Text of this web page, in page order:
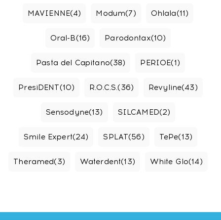
MAVIENNE(4) Modum(7) Ohlala(11)
Oral-B(16) Parodontax(10)
Pasta del Capitano(38) PERIOE(1)
PresiDENT(10) R.O.C.S.(36) Revyline(43)
Sensodyne(13) SILCAMED(2)
Smile Expert(24) SPLAT(56) TePe(13)
Theramed(3) Waterdent(13) White Glo(14)